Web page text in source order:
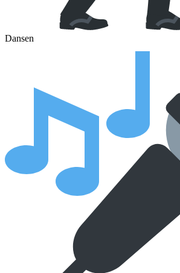
Dansen